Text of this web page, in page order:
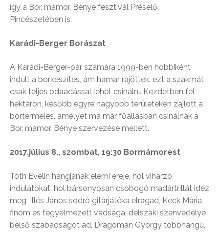
így a Bor, mámor, Bénye fesztivál Préselő
Pincészetében is.
Karádi-Berger Borászat
A Karádi-Berger-pár számára 1999-ben hobbiként
indult a borkészítés, ám hamar rájöttek, ezt a szakmát
csak teljes odaadással lehet csinálni. Kezdetben fél
hektáron, később egyre nagyobb területeken zajlott a
bortermelés, amelyet ma már főállásban csinálnak a
Bor, mámor, Bénye szervezése mellett.
2017.július 8., szombat, 19:30 Bormámorest
Tóth Evelin hangjának elemi ereje, hol viharzó
indulatokat, hol bársonyosan csobogó madártrillát idéz
meg, Illés János sodró gitárjátéka elragad, Keck Mária
finom és fegyelmezett vadsága, délszaki szenvedélye
belső szabadságot ad, Dragomán György többhangú,